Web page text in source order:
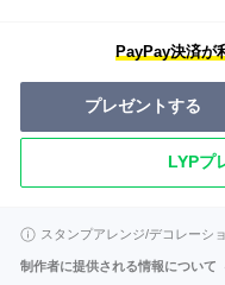
PayPay決済が
プレゼントする
LYPプ
スタンプアレンジ/デコレーシ
制作者に提供される情報について